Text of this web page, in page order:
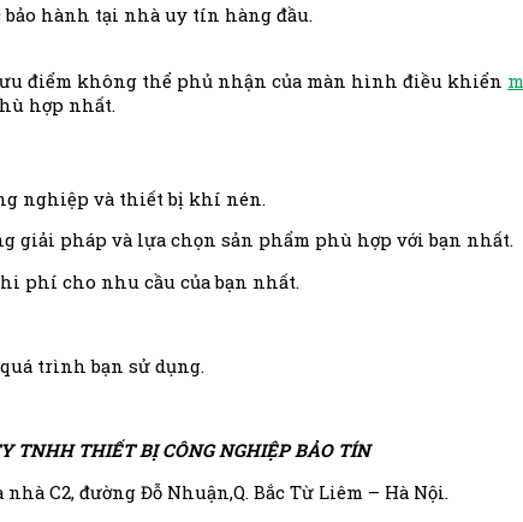
bảo hành tại nhà uy tín hàng đầu.
điểm không thể phủ nhận của màn hình điều khiển
hợp nhất.
nghiệp và thiết bị khí nén.
giải pháp và lựa chọn sản phẩm phù hợp với bạn nhất.
phí cho nhu cầu của bạn nhất.
trình bạn sử dụng.
TNHH THIẾT BỊ CÔNG NGHIỆP BẢO TÍN
nhà C2, đường Đỗ Nhuận,Q. Bắc Từ Liêm – Hà Nội.